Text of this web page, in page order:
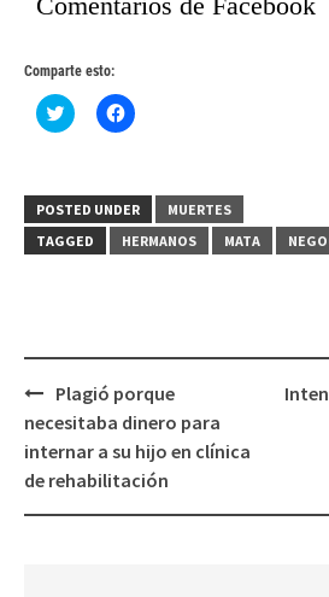
Comparte esto:
Haz
clic
(Se
abre
en
una
Haz
clic
(Se
abre
en
una
POSTED UNDER
MUERTES
TAGGED
HERMANOS MATA
Post
navigation
Plagió porque
necesitaba dinero para
internar a su hijo en clínica
de rehabilitación